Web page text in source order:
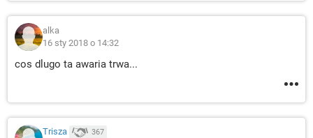
alka
16 sty 2018 o 14:32
cos dlugo ta awaria trwa...
Trisza 367